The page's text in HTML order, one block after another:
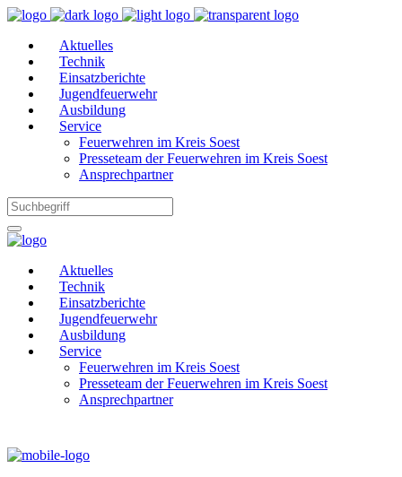
Aktuelles
Technik
Einsatzberichte
Jugendfeuerwehr
Ausbildung
Service
Feuerwehren im Kreis Soest
Presseteam der Feuerwehren im Kreis Soest
Ansprechpartner
Aktuelles
Technik
Einsatzberichte
Jugendfeuerwehr
Ausbildung
Service
Feuerwehren im Kreis Soest
Presseteam der Feuerwehren im Kreis Soest
Ansprechpartner